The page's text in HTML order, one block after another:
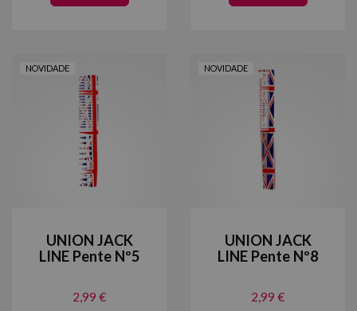
NOVIDADE
UNION JACK
LINE Pente Nº5
2,99 €
NOVIDADE
UNION JACK
LINE Pente Nº8
2,99 €